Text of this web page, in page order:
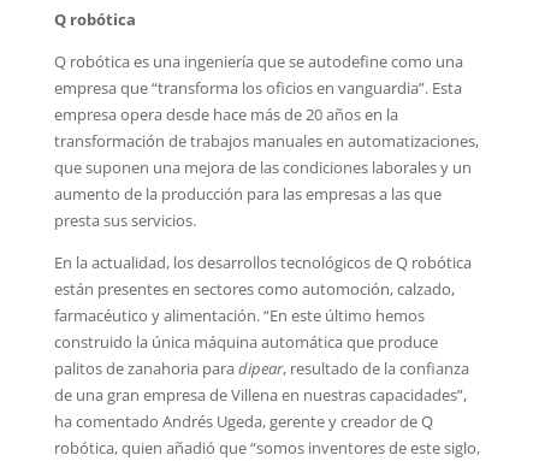
Q robótica
Q robótica es una ingeniería que se autodefine como una
empresa que “transforma los oficios en vanguardia”. Esta
empresa opera desde hace más de 20 años en la
transformación de trabajos manuales en automatizaciones,
que suponen una mejora de las condiciones laborales y un
aumento de la producción para las empresas a las que
presta sus servicios.
En la actualidad, los desarrollos tecnológicos de Q robótica
están presentes en sectores como automoción, calzado,
farmacéutico y alimentación. “En este último hemos
construido la única máquina automática que produce
palitos de zanahoria paradipear, resultado de la confianza
de una gran empresa de Villena en nuestras capacidades”,
ha comentado Andrés Ugeda, gerente y creador de Q
robótica, quien añadió que “somos inventores de este siglo,